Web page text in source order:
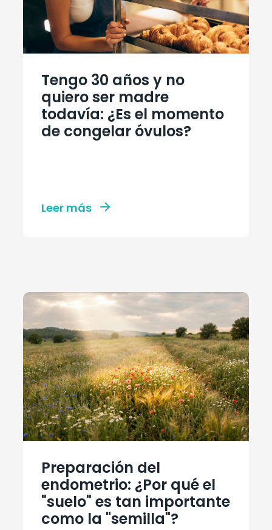
Tengo 30 años y no
quiero ser madre
todavía: ¿Es el momento
de congelar óvulos?
Leer más
Preparación del
endometrio: ¿Por qué el
"suelo" es tan importante
como la "semilla"?